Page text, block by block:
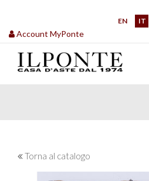
EN IT
Account MyPonte
Torna al catalogo